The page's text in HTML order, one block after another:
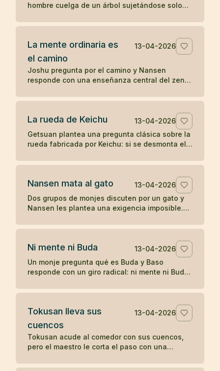
hombre cuelga de un árbol sujetándose solo
sentido del zen. Un koan sobre respuesta y
La mente ordinaria es
el camino
13-04-2026
Joshu pregunta por el camino y Nansen
responde con una enseñanza central del zen:
persigue, ya es el camino.
La rueda de Keichu
13-04-2026
Getsuan plantea una pregunta clásica sobre la
rueda fabricada por Keichu: si se desmonta el
forma, función y vacío.
Nansen mata al gato
13-04-2026
Dos grupos de monjes discuten por un gato y
Nansen les plantea una exigencia imposible.
más tarde Joshu contesta sin palabras.
Ni mente ni Buda
13-04-2026
Un monje pregunta qué es Buda y Baso
responde con un giro radical: ni mente ni Buda.
formulación.
Tokusan lleva sus
cuencos
13-04-2026
Tokusan acude al comedor con sus cuencos,
pero el maestro le corta el paso con una
comprensión. Un koan sobre atención y